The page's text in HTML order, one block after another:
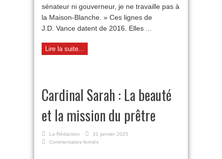
sénateur ni gouverneur, je ne travaille pas à
la Maison-Blanche. » Ces lignes de
J.D. Vance datent de 2016. Elles ...
Lire la suite...
Cardinal Sarah : La beauté
et la mission du prêtre
La Rédaction
31 janvier 2025
Commentaires fermés